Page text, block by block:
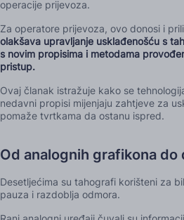
operacije prijevoza.
Za operatore prijevoza, ovo donosi i
olakšava upravljanje usklađenošću s
s novim propisima i metodama
pristup.
Ovaj članak istražuje kako se
nedavni propisi mijenjaju zahtjeve za
pomaže tvrtkama da ostanu ispred.
Od analognih grafikona
Desetljećima su tahografi korišteni za
pauza i razdoblja odmora.